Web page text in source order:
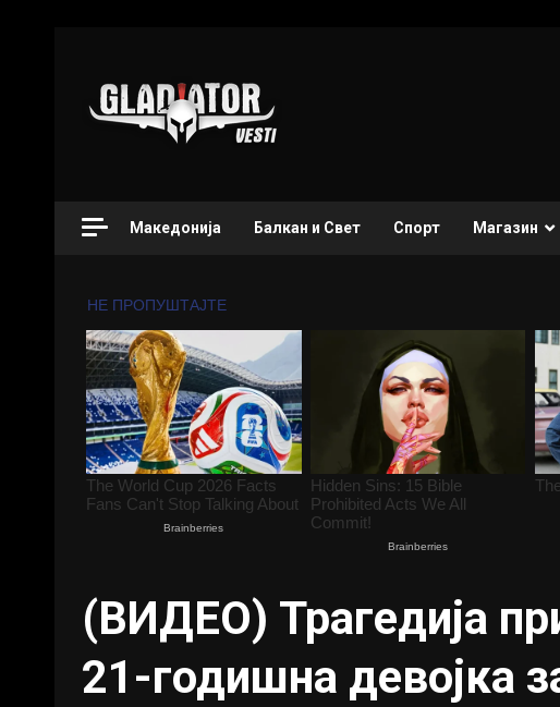
Македонија Балкан и Свет Спорт Магазин
(ВИДЕО) Трагедија
21-годишна девојка